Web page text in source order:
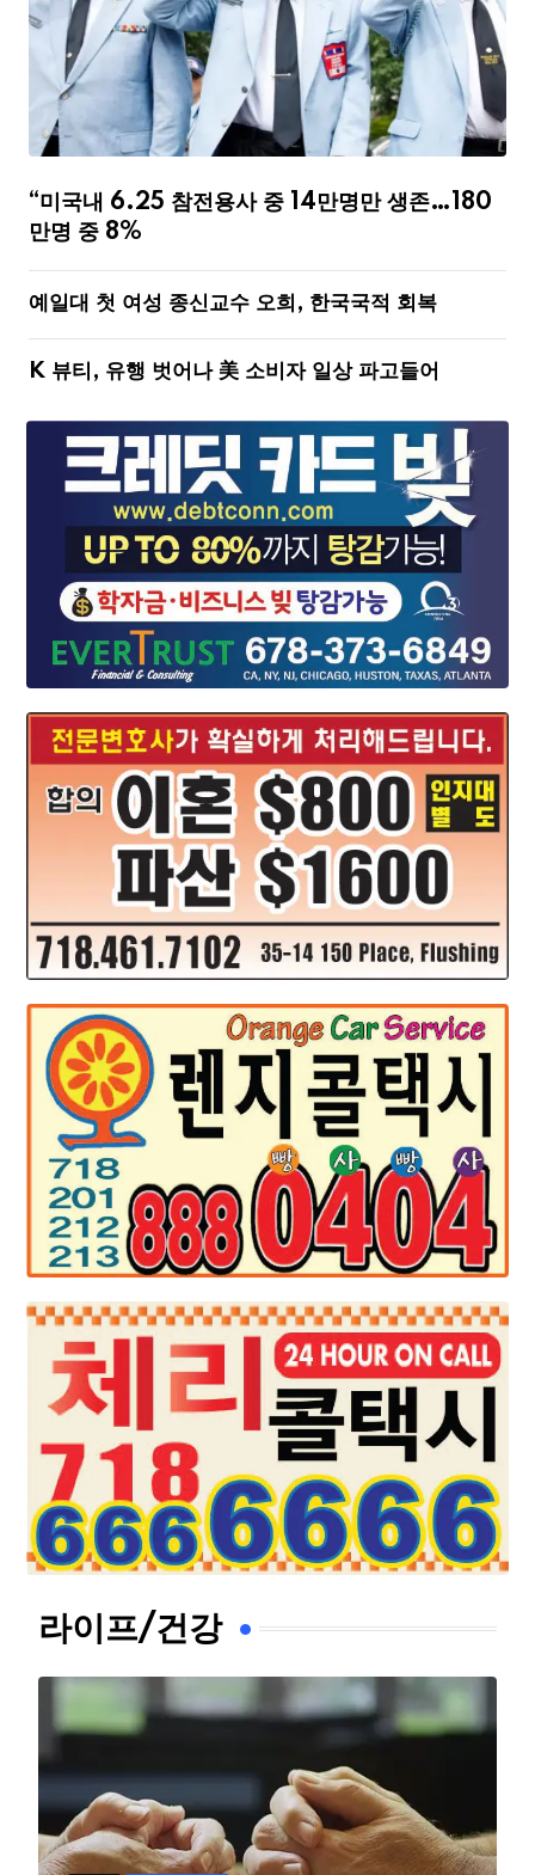
“미국내 6.25 참전용사 중 14만명만 생존…180
만명 중 8%
예일대 첫 여성 종신교수 오희, 한국국적 회복
K 뷰티, 유행 벗어나 美 소비자 일상 파고들어
라이프/건강